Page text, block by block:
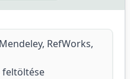
RefWorks,
feltöltése